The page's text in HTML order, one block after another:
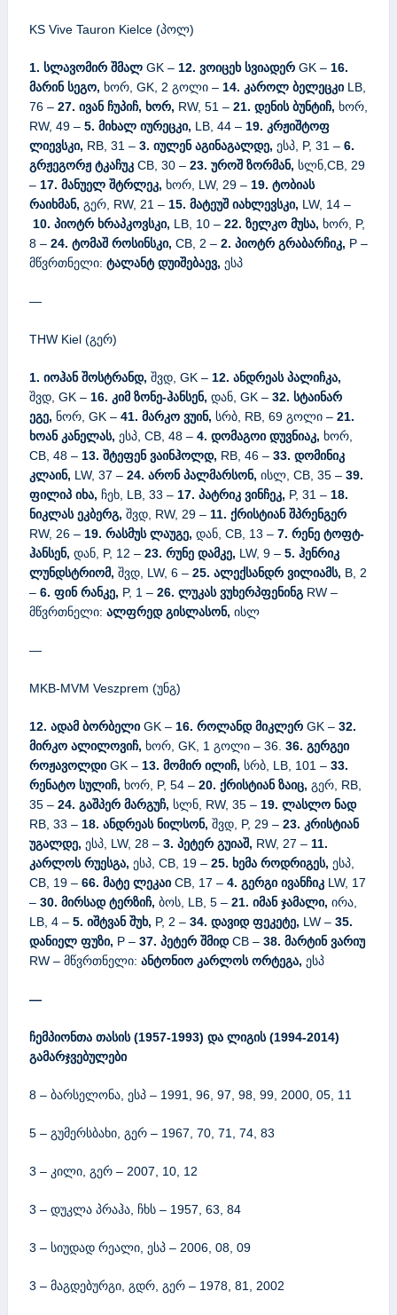
KS Vive Tauron Kielce (პოლ)
1. სლავომირ შმალ GK – 12. ვოიცეხ სვიადერ GK – 16.
მარინ სეგო, ხორ, GK, 2 გოლი – 14. კაროლ ბელეცკი LB,
76 – 27. ივან ჩუპიჩ, ხორ, RW, 51 – 21. დენის ბუნტიჩ, ხორ,
RW, 49 – 5. მიხალ იურეცკი, LB, 44 – 19. კრჟიშტოფ
ლიევსკი, RB, 31 – 3. იულენ აგინაგალდე, ესპ, P, 31 – 6.
გრჟეგორჟ ტკაჩუკ CB, 30 – 23. უროშ ზორმან, სლნ,CB, 29
– 17. მანუელ შტრლეკ, ხორ, LW, 29 – 19. ტობიას
რაიხმან, გერ, RW, 21 – 15. მატეუშ იახლევსკი, LW, 14 –
10. პიოტრ ხრაპკოვსკი, LB, 10 – 22. ზელკო მუსა, ხორ, P,
8 – 24. ტომაშ როსინსკი, CB, 2 – 2. პიოტრ გრაბარჩიკ, P –
მწვრთნელი: ტალანტ დუიშებაევ, ესპ
—
THW Kiel (გერ)
1. იოჰან შოსტრანდ, შვდ, GK – 12. ანდრეას პალიჩკა,
შვდ, GK – 16. კიმ ზონე-ჰანსენ, დან, GK – 32. სტაინარ
ეგე, ნორ, GK – 41. მარკო ვუინ, სრბ, RB, 69 გოლი – 21.
ხოან კანელას, ესპ, CB, 48 – 4. დომაგოი დუვნიაკ, ხორ,
CB, 48 – 13. შტეფენ ვაინჰოლდ, RB, 46 – 33. დომინიკ
კლაინ, LW, 37 – 24. არონ პალმარსონ, ისლ, CB, 35 – 39.
ფილიპ იხა, ჩეხ, LB, 33 – 17. პატრიკ ვინჩეკ, P, 31 – 18.
ნიკლას ეკბერგ, შვდ, RW, 29 – 11. ქრისტიან შპრენგერ
RW, 26 – 19. რასმუს ლაუგე, დან, CB, 13 – 7. რენე ტოფტ-
ჰანსენ, დან, P, 12 – 23. რუნე დამკე, LW, 9 – 5. ჰენრიკ
ლუნდსტრიომ, შვდ, LW, 6 – 25. ალექსანდრ ვილიამს, B, 2
– 6. ფინ რანკე, P, 1 – 26. ლუკას ვუხერპფენინგ RW –
მწვრთნელი: ალფრედ გისლასონ, ისლ
—
MKB-MVM Veszprem (უნგ)
12. ადამ ბორბელი GK – 16. როლანდ მიკლერ GK – 32.
მირკო ალილოვიჩ, ხორ, GK, 1 გოლი – 36. 36. გერგეი
როჟავოლდი GK – 13. მომირ ილიჩ, სრბ, LB, 101 – 33.
რენატო სულიჩ, ხორ, P, 54 – 20. ქრისტიან ზაიც, გერ, RB,
35 – 24. გაშპერ მარგუჩ, სლნ, RW, 35 – 19. ლასლო ნად
RB, 33 – 18. ანდრეას ნილსონ, შვდ, P, 29 – 23. კრისტიან
უგალდე, ესპ, LW, 28 – 3. პეტერ გუიაშ, RW, 27 – 11.
კარლოს რუესგა, ესპ, CB, 19 – 25. ხემა როდრიგეს, ესპ,
CB, 19 – 66. მატე ლეკაი CB, 17 – 4. გერგი ივანჩიკ LW, 17
– 30. მირსად ტერზიჩ, ბოს, LB, 5 – 21. იმან ჯამალი, ირა,
LB, 4 – 5. იშტვან შუხ, P, 2 – 34. დავიდ ფეკეტე, LW – 35.
დანიელ ფუზი, P – 37. პეტერ შმიდCB – 38. მარტინ ვარიუ
RW – მწვრთნელი: ანტონიო კარლოს ორტეგა, ესპ
—
ჩემპიონთა თასის (1957-1993) და ლიგის (1994-2014)
გამარჯვებულები
8 – ბარსელონა, ესპ – 1991, 96, 97, 98, 99, 2000, 05, 11
5 – გუმერსბახი, გერ – 1967, 70, 71, 74, 83
3 – კილი, გერ – 2007, 10, 12
3 – დუკლა პრაჰა, ჩხს – 1957, 63, 84
3 – სიუდად რეალი, ესპ – 2006, 08, 09
3 – მაგდებურგი, გდრ, გერ – 1978, 81, 2002